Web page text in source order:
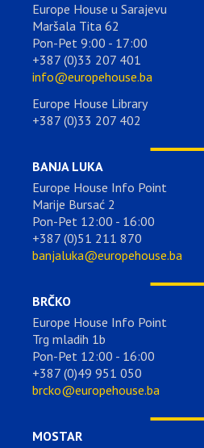
Europe House u Sarajevu
Maršala Tita 62
Pon-Pet 9:00 - 17:00
+387 (0)33 207 401
info@europehouse.ba
Europe House Library
+387 (0)33 207 402
BANJA LUKA
Europe House Info Point
Marije Bursać 2
Pon-Pet 12:00 - 16:00
+387 (0)51 211 870
banjaluka@europehouse.ba
BRČKO
Europe House Info Point
Trg mladih 1b
Pon-Pet 12:00 - 16:00
+387 (0)49 951 050
brcko@europehouse.ba
MOSTAR